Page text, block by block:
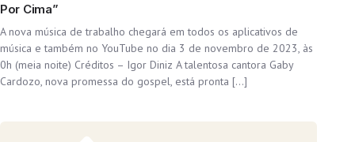
Por Cima”
A nova música de trabalho chegará em todos os aplicativos de
música e também no YouTube no dia 3 de novembro de 2023, às
0h (meia noite) Créditos – Igor Diniz A talentosa cantora Gaby
Cardozo, nova promessa do gospel, está pronta […]